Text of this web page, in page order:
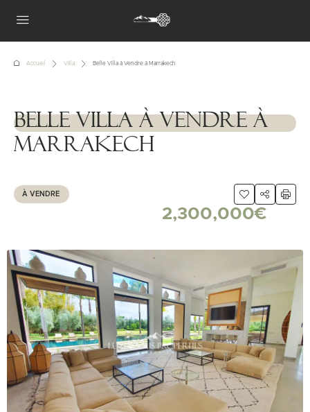
Accueil Villa Belle Villa à Vendre à Marrakech
1111111
Belle Villa à Vendre à
Marrakech
À VENDRE
2,300,000€